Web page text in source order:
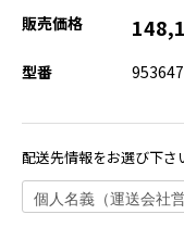
販売価格
型番
配送先情報をお選び下さ